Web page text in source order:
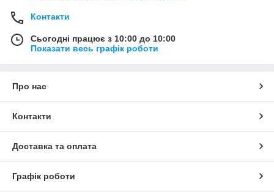
Контакти
Сьогодні працює з 10:00 до 10:00
Показати весь графік роботи
Про нас
Контакти
Доставка та оплата
Графік роботи